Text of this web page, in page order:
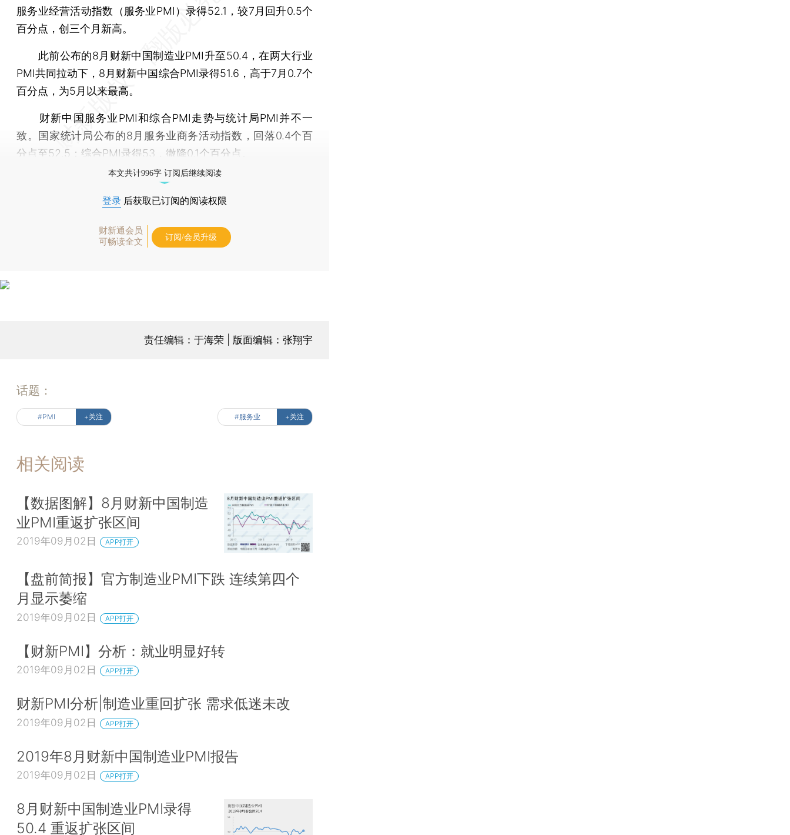
服务业经营活动指数（服务业PMI）录得52.1，较7月回升0.5个
百分点，创三个月新高。
此前公布的8月财新中国制造业PMI升至50.4，在两大行业
PMI共同拉动下，8月财新中国综合PMI录得51.6，高于7月0.7个
百分点，为5月以来最高。
财新中国服务业PMI和综合PMI走势与统计局PMI并不一
致。国家统计局公布的8月服务业商务活动指数，回落0.4个百
分点至52.5；综合PMI录得53，微降0.1个百分点。
本文共计996字 订阅后继续阅读
登录 后获取已订阅的阅读权限
财新通会员
可畅读全文
订阅/会员升级
责任编辑：于海荣 | 版面编辑：张翔宇
话题：
#PMI +关注 #服务业 +关注
相关阅读
【数据图解】8月财新中国制造
业PMI重返扩张区间
2019年09月02日 APP打开
【盘前简报】官方制造业PMI下跌 连续第四个
月显示萎缩
2019年09月02日 APP打开
【财新PMI】分析：就业明显好转
2019年09月02日 APP打开
财新PMI分析|制造业重回扩张 需求低迷未改
2019年09月02日 APP打开
2019年8月财新中国制造业PMI报告
2019年09月02日 APP打开
8月财新中国制造业PMI录得
50.4 重返扩张区间